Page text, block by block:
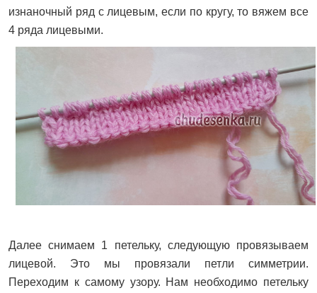
изнаночный ряд с лицевым, если по кругу, то вяжем все
4 ряда лицевыми.
Далее снимаем 1 петельку, следующую провязываем
лицевой. Это мы провязали петли симметрии.
Переходим к самому узору. Нам необходимо петельку